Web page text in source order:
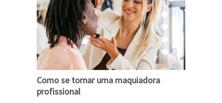
Como se tornar uma maquiadora
profissional